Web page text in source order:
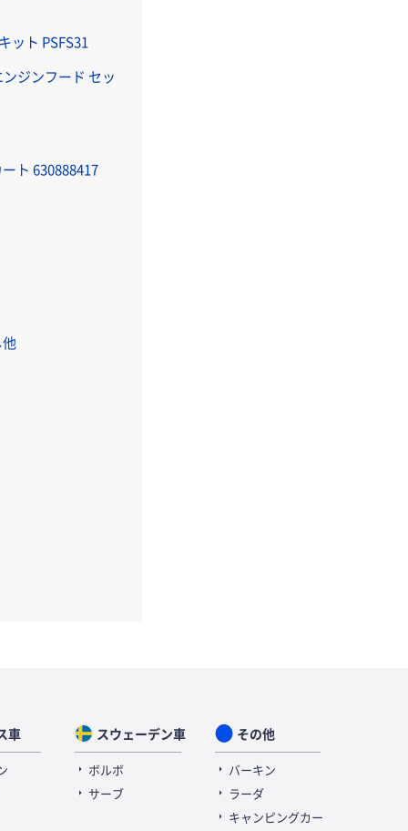
ット PSFS31
ンジンフード セッ
ト 630888417
車 スウェーデン車
ボルボ
サーブ
その他
バーキン
ラーダ
キャンピングカー